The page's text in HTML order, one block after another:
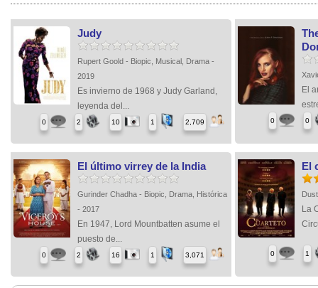
Judy
Rupert Goold - Biopic, Musical, Drama -
2019
Es invierno de 1968 y Judy Garland,
leyenda del...
0 2 10 1 2,709
El
0 0
El último virrey de la India
Gurinder Chadha - Biopic, Drama, Histórica
- 2017
En 1947, Lord Mountbatten asume el
puesto de...
0 2 16 1 3,071
El
La
0 1